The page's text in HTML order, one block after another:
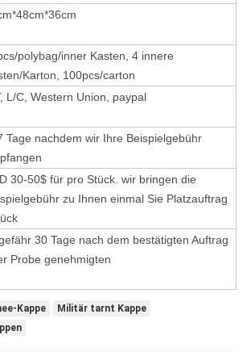
polybag/inner Kasten, 4 innere
Karton, 100pcs/carton
L/C, Western Union, paypal
Tage nachdem wir Ihre Beispielgebühr
30-50$ für pro Stück. wir bringen die
zu Ihnen einmal Sie Platzauftrag
30 Tage nach dem bestätigten Auftrag
Probe genehmigten
Kappe
Militär tarnt Kappe